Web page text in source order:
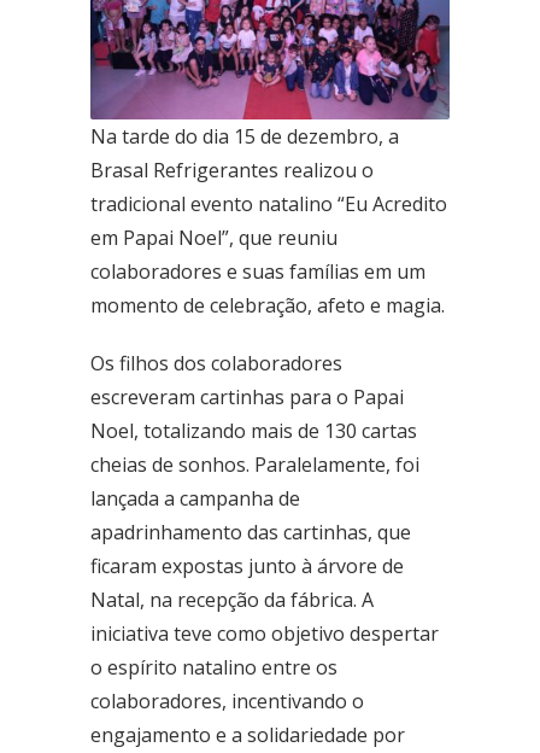
Ceilândia
QNN 30 Área Especial F
Pistão Sul CSG 9
Fone: (61) 3030-6666
Pistão Sul CSG 9
Ceilândia
QNN 30 Área Especial F
Park Sul
SGCV Sul Lote 12, Parte C, EPIA
Fone: (61) 3773-6655
BRASAL COMBUSTÍVEIS
Quadra - 2C Conjunto - A
Fone: (61) 3046-6070
Na tarde do dia 15 de dezembro, a
Brasal Refrigerantes realizou o
tradicional evento natalino “Eu Acredito
em Papai Noel”, que reuniu
colaboradores e suas famílias em um
momento de celebração, afeto e magia.
Os filhos dos colaboradores
escreveram cartinhas para o Papai
Noel, totalizando mais de 130 cartas
cheias de sonhos. Paralelamente, foi
lançada a campanha de
apadrinhamento das cartinhas, que
ficaram expostas junto à árvore de
Natal, na recepção da fábrica. A
iniciativa teve como objetivo despertar
o espírito natalino entre os
colaboradores, incentivando o
engajamento e a solidariedade por